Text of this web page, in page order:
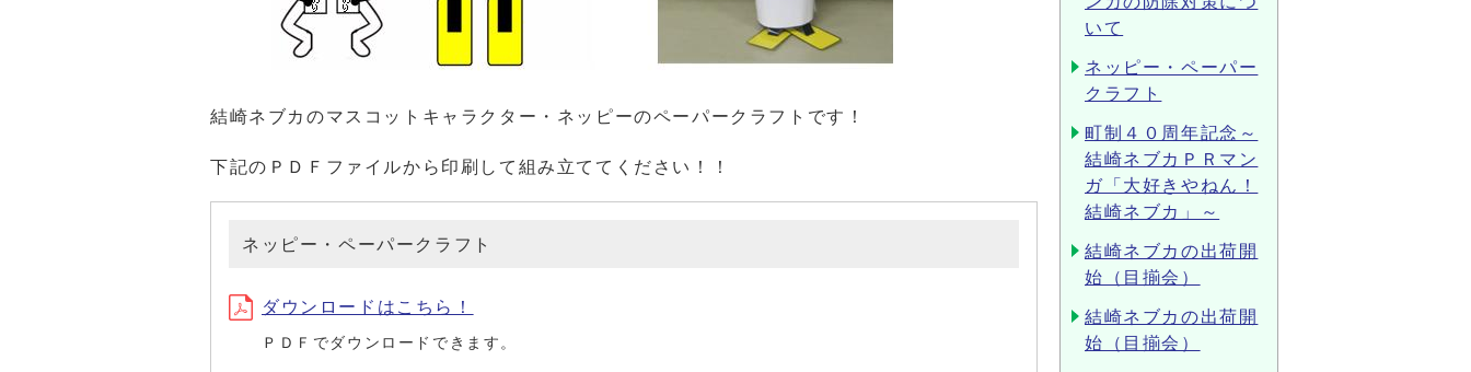
結崎ネブカのマスコットキャラクター・ネッピーのペーパークラフトです！
下記のＰＤＦファイルから印刷して組み立ててください！！
ネッピー・ペーパークラフト
ダウンロードはこちら！
ＰＤＦでダウンロードできます。
いて
ネッピー・ペーパー
クラフト
町制４０周年記念～
結崎ネブカＰＲマン
ガ「大好きやねん！
結崎ネブカ」～
結崎ネブカの出荷開
始（目揃会）
結崎ネブカの出荷開
始（目揃会）